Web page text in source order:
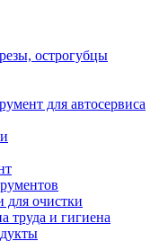
острогубцы
для автосервиса
для очистки
труда и гигиена